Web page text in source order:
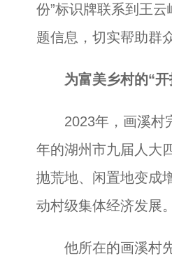
份”标识牌联系到王
题信息，切实帮助群
为富美乡村的“开
2023年，画溪村完
年的湖州市九届人大
抛荒地、闲置地变成
动村级集体经济发展。
他所在的画溪村先